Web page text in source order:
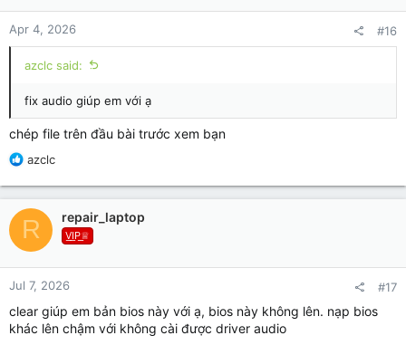
Apr 4, 2026 #16
azclc said:
fix audio giúp em với ạ
chép file trên đầu bài trước xem bạn
R
a
c
t
o
n
s
azclc
R repair_laptop
V͟I͟P͟♕
Jul 7, 2026 #17
clear giúp em bản bios này với ạ, bios này không lên. nạp bios
khác lên chậm với không cài được driver audio